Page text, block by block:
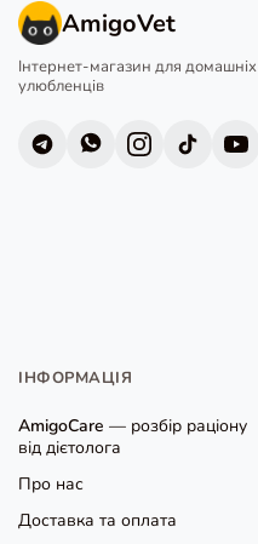
AmigoVet
Інтернет-магазин для домашніх
улюбленців
ІНФОРМАЦІЯ
AmigoCare — розбір раціону
від дієтолога
Про нас
Доставка та оплата